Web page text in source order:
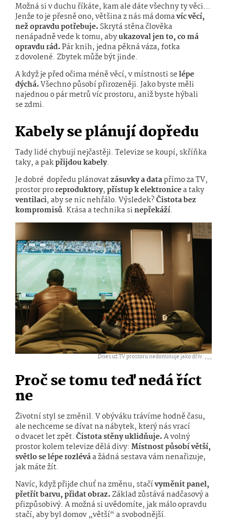
Možná si v duchu říkáte, kam ale dáte všechny ty věci…
Jenže to je přesně ono, většina z nás má domavíc věcí,
než opravdu potřebuje. Skrytá stěna člověka
nenápadně vede k tomu, abyukazoval jen to, co má
opravdu rád.Pár knih, jedna pěkná váza, fotka
z dovolené. Zbytek může být jinde.
A když je před očima méně věcí, v místnosti selépe
dýchá.Všechno působí přirozeněji. Jako byste měli
najednou o pár metrů víc prostoru, aniž byste hýbali
se zdmi.
Kabely se plánují dopředu
Tady lidé chybují nejčastěji. Televize se koupí, skříňka
taky, a pakpřijdou kabely.
Je dobré dopředu plánovatzásuvky a datapřímo za TV,
prostor proreproduktory,přístup k elektronicea taky
ventilaci, aby se nic nehřálo. Výsledek?Čistota bez
kompromisů. Krása a technika sinepřekáží.
Dnes už TV prostoru nedominuje jako dřív. ,...
Proč se tomu teď nedá říct
ne
Životní styl se změnil. V obýváku trávíme hodně času,
ale nechceme se dívat na nábytek, který nás vrací
o dvacet let zpět. Čistota stěny uklidňuje.A volný
prostor kolem televize dělá divy: Místnost působí větší,
světlo se lépe rozléváa žádná sestava vám nenařizuje,
jak máte žít.
Navíc, když přijde chuť na změnu, stačívyměnit panel,
přetřít barvu, přidat obraz.Základ zůstává nadčasový a
přizpůsobivý. A možná si uvědomíte, jak málo opravdu
stačí, aby byl domov „větší“ a svobodnější.